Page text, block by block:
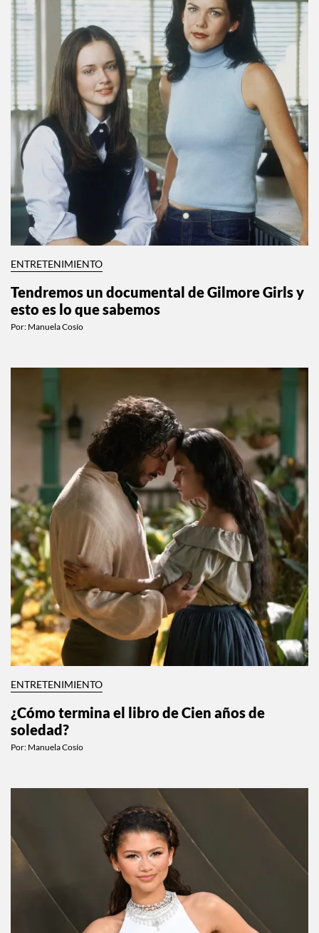
ENTRETENIMIENTO
Tendremos un documental de Gilmore Girls y
esto es lo que sabemos
Por: Manuela Cosío
ENTRETENIMIENTO
¿Cómo termina el libro de Cien años de
soledad?
Por: Manuela Cosío